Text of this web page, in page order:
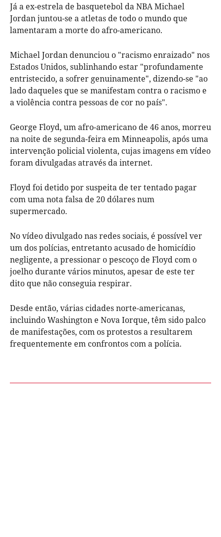
Já a ex-estrela de basquetebol da NBA Michael
Jordan juntou-se a atletas de todo o mundo que
lamentaram a morte do afro-americano.
Michael Jordan denunciou o "racismo enraizado" nos
Estados Unidos, sublinhando estar "profundamente
entristecido, a sofrer genuinamente", dizendo-se "ao
lado daqueles que se manifestam contra o racismo e
a violência contra pessoas de cor no país".
George Floyd, um afro-americano de 46 anos, morreu
na noite de segunda-feira em Minneapolis, após uma
intervenção policial violenta, cujas imagens em vídeo
foram divulgadas através da internet.
Floyd foi detido por suspeita de ter tentado pagar
com uma nota falsa de 20 dólares num
supermercado.
No vídeo divulgado nas redes sociais, é possível ver
um dos polícias, entretanto acusado de homicídio
negligente, a pressionar o pescoço de Floyd com o
joelho durante vários minutos, apesar de este ter
dito que não conseguia respirar.
Desde então, várias cidades norte-americanas,
incluindo Washington e Nova Iorque, têm sido palco
de manifestações, com os protestos a resultarem
frequentemente em confrontos com a polícia.